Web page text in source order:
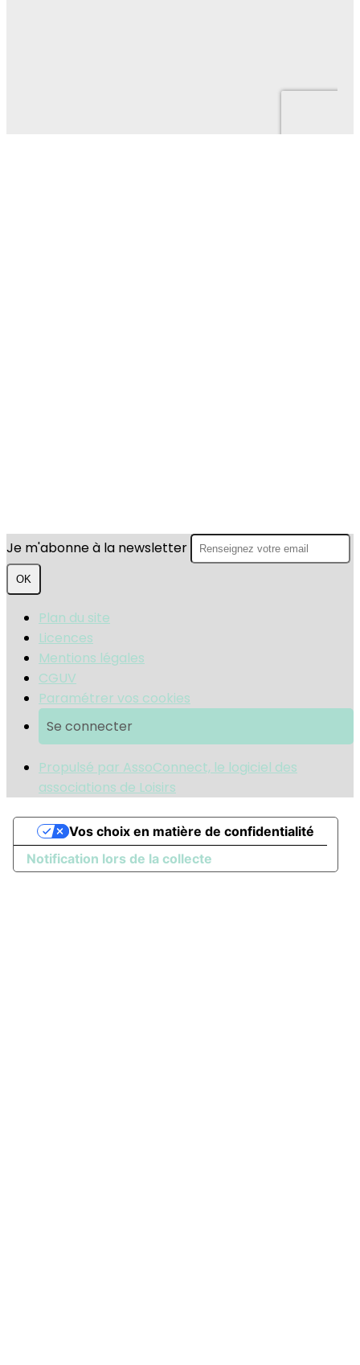
Je m'abonne à la newsletter
OK
Plan du site
Licences
Mentions légales
CGUV
Paramétrer vos cookies
Se connecter
Propulsé par AssoConnect, le logiciel des
associations de Loisirs
Notification lors de la collecte
Vos choix en matière de confidentialité